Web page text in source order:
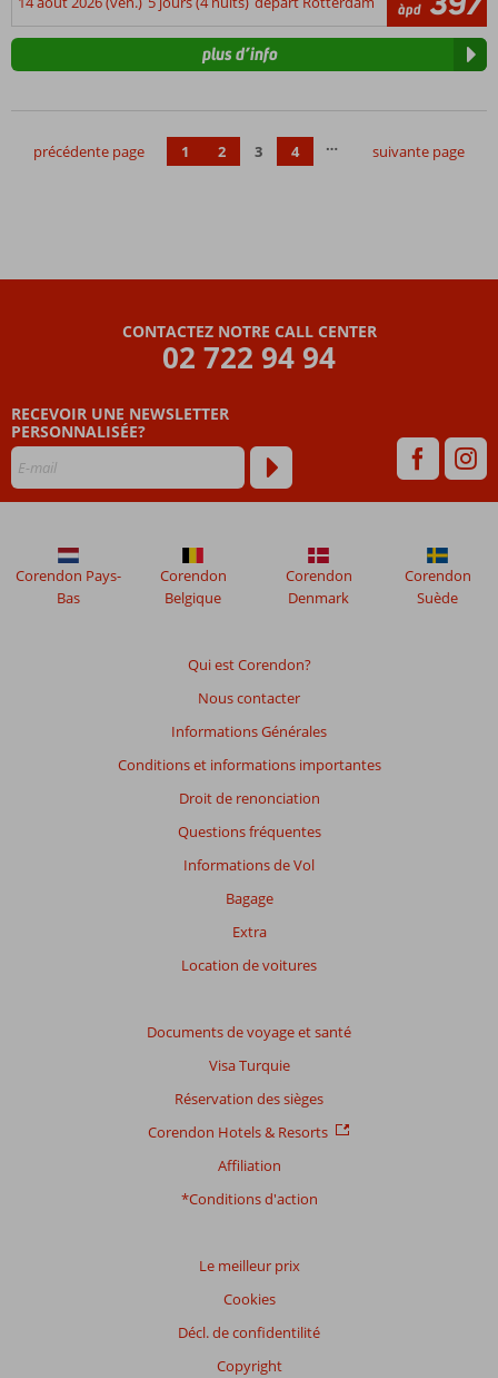
àpd
plus d’info
précédente page 1 2 3 4 … suivante page
CONTACTEZ NOTRE CALL CENTER
02 722 94 94
RECEVOIR UNE NEWSLETTER
PERSONNALISÉE?
Qui est Corendon?
Nous contacter
Informations Générales
Conditions et informations importantes
Droit de renonciation
Questions fréquentes
Informations de Vol
Bagage
Extra
Location de voitures
Documents de voyage et santé
Visa Turquie
Réservation des sièges
Corendon Hotels & Resorts
Affiliation
*Conditions d'action
Le meilleur prix
Cookies
Décl. de confidentilité
Copyright
Corendon Pays-
Bas
Corendon
Belgique
Corendon
Denmark
Corendon
Suède